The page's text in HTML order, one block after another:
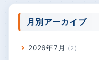
月別アーカイブ
2026年7月 2